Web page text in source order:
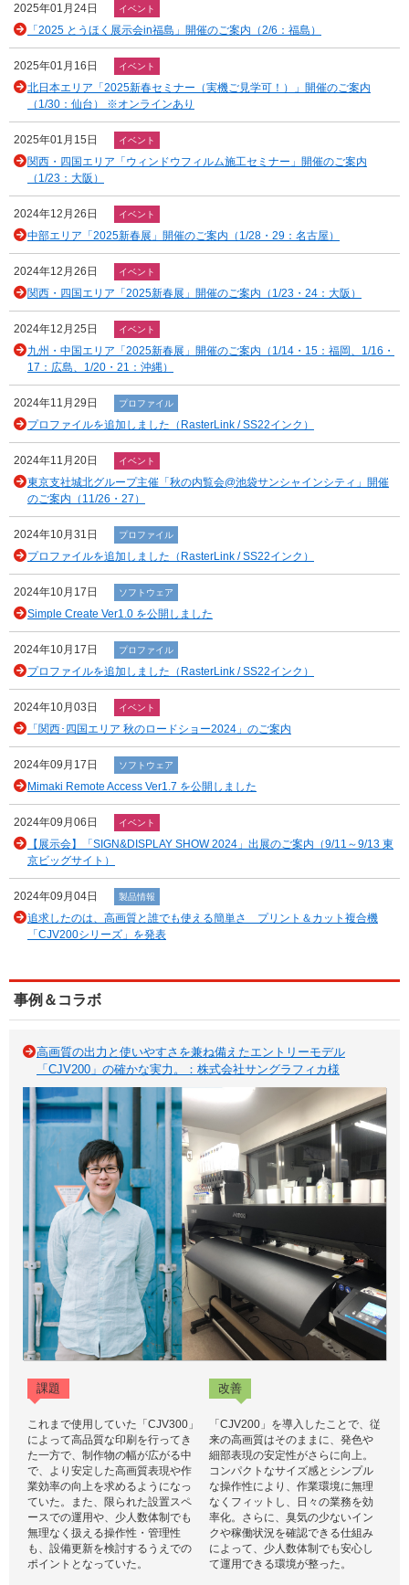
2025年01月24日 イベント
「2025 とうほく展示会in福島」開催のご案内（2/6：福島）
2025年01月16日 イベント
北日本エリア「2025新春セミナー（実機ご見学可！）」開催のご案内
（1/30：仙台） ※オンラインあり
2025年01月15日 イベント
関西・四国エリア「ウィンドウフィルム施工セミナー」開催のご案内
（1/23：大阪）
2024年12月26日 イベント
中部エリア「2025新春展」開催のご案内（1/28・29：名古屋）
2024年12月26日 イベント
関西・四国エリア「2025新春展」開催のご案内（1/23・24：大阪）
2024年12月25日 イベント
九州・中国エリア「2025新春展」開催のご案内（1/14・15：福岡、1/16・
17：広島、1/20・21：沖縄）
2024年11月29日 プロファイル
プロファイルを追加しました（RasterLink / SS22インク）
2024年11月20日 イベント
東京支社城北グループ主催「秋の内覧会@池袋サンシャインシティ」開催
のご案内（11/26・27）
2024年10月31日 プロファイル
プロファイルを追加しました（RasterLink / SS22インク）
2024年10月17日 ソフトウェア
Simple Create Ver1.0 を公開しました
2024年10月17日 プロファイル
プロファイルを追加しました（RasterLink / SS22インク）
2024年10月03日 イベント
「関西･四国エリア 秋のロードショー2024」のご案内
2024年09月17日 ソフトウェア
Mimaki Remote Access Ver1.7 を公開しました
2024年09月06日 イベント
【展示会】「SIGN&DISPLAY SHOW 2024」出展のご案内（9/11～9/13 東
京ビッグサイト）
2024年09月04日 製品情報
追求したのは、高画質と誰でも使える簡単さ プリント＆カット複合機
「CJV200シリーズ」を発表
事例＆コラボ
高画質の出力と使いやすさを兼ね備えたエントリーモデル
「CJV200」の確かな実力。：株式会社サングラフィカ様
課題 改善
これまで使用していた「CJV300」
によって高品質な印刷を行ってき
た一方で、制作物の幅が広がる中
で、より安定した高画質表現や作
業効率の向上を求めるようになっ
ていた。また、限られた設置スペ
ースでの運用や、少人数体制でも
無理なく扱える操作性・管理性
も、設備更新を検討するうえでの
ポイントとなっていた。
「CJV200」を導入したことで、従
来の高画質はそのままに、発色や
細部表現の安定性がさらに向上。
コンパクトなサイズ感とシンプル
な操作性により、作業環境に無理
なくフィットし、日々の業務を効
率化。さらに、臭気の少ないイン
クや稼働状況を確認できる仕組み
によって、少人数体制でも安心し
て運用できる環境が整った。